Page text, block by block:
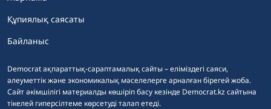
Democrat ақпараттық-сараптамалық сайты – еліміздегі саяси,
әлеуметтік және экономикалық мәселелерге арналған бірегей жоба.
Сайт әкімшілігі материалды көшіріп басу кезінде Democrat.kz сайтына
тікелей гиперсілтеме көрсетуді талап етеді.
Құпиялық саясаты
Байланыс